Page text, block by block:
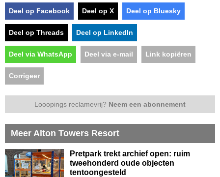
Deel op Facebook Deel op X Deel op Bluesky
Deel op Threads Deel op LinkedIn
Deel via WhatsApp Deel via e-mail Link kopiëren
Corrigeer
Looopings reclamevrij? Neem een abonnement
Meer Alton Towers Resort
Pretpark trekt archief open: ruim
tweehonderd oude objecten
tentoongesteld